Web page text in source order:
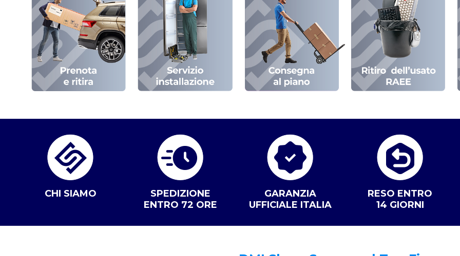
CHI SIAMO
SPEDIZIONE
ENTRO 72 ORE
GARANZIA
UFFICIALE ITALIA
RESO ENTRO
14 GIORNI